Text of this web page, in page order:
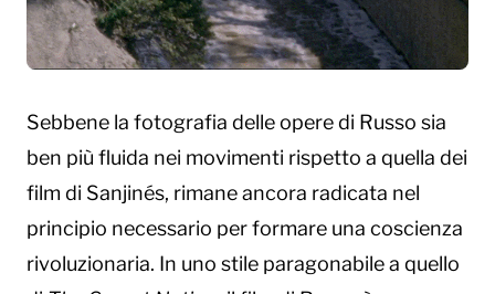
Sebbene la fotografia delle opere di Russo sia
ben più fluida nei movimenti rispetto a quella dei
film di Sanjinés, rimane ancora radicata nel
principio necessario per formare una coscienza
rivoluzionaria. In uno stile paragonabile a quello